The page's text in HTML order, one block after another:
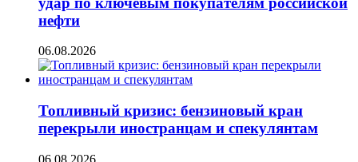
нефти
06.08.2026
Топливный кризис: бензиновый кран
перекрыли иностранцам и спекулянтам
06.08.2026